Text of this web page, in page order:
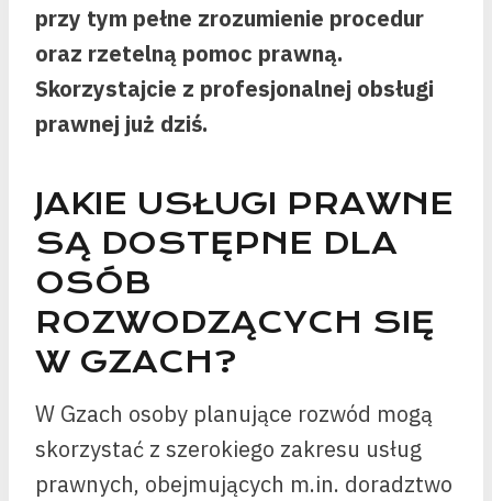
przy tym pełne zrozumienie procedur
oraz rzetelną pomoc prawną.
Skorzystajcie z profesjonalnej obsługi
prawnej już dziś.
JAKIE USŁUGI PRAWNE
SĄ DOSTĘPNE DLA
OSÓB
ROZWODZĄCYCH SIĘ
W GZACH?
W Gzach osoby planujące rozwód mogą
skorzystać z szerokiego zakresu usług
prawnych, obejmujących m.in. doradztwo